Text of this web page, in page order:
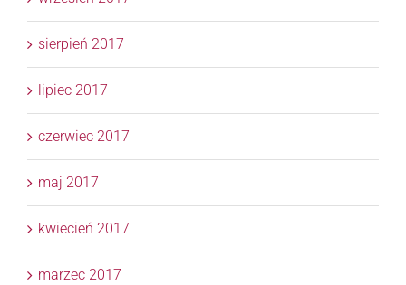
sierpień 2017
lipiec 2017
czerwiec 2017
maj 2017
kwiecień 2017
marzec 2017